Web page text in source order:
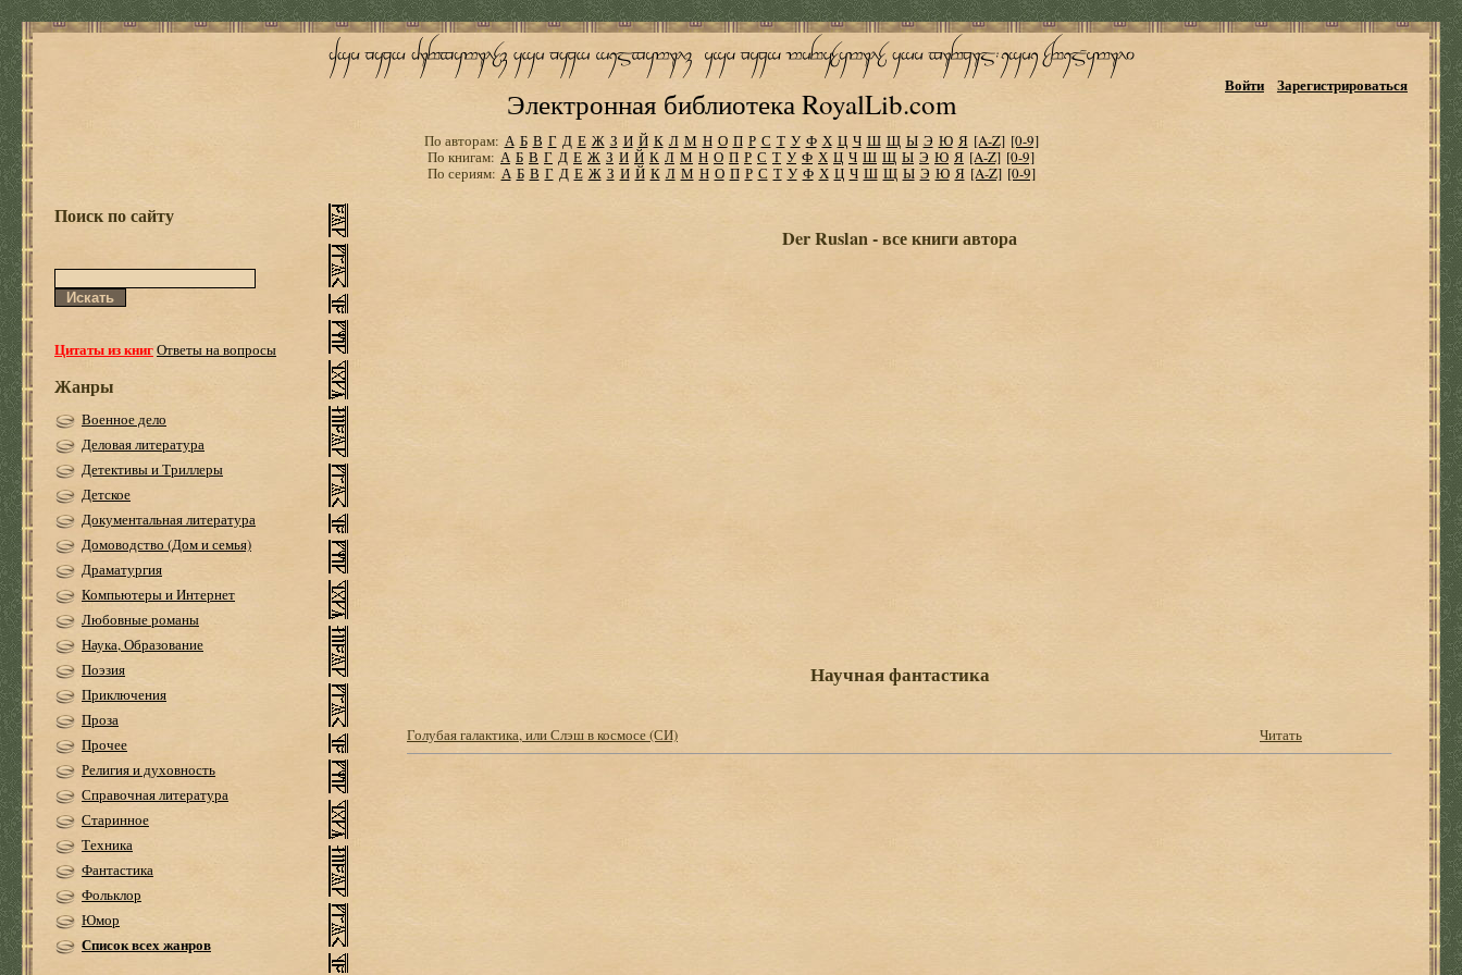
Электронная библиотека RoyalLib.com
Войти Зарегистрироваться
По авторам: А Б В Г Д Е Ж З И Й К Л М Н О П Р С Т У Ф Х Ц Ч Ш Щ Ы Э Ю Я [A-Z] [0-9]
По книгам: А Б В Г Д Е Ж З И Й К Л М Н О П Р С Т У Ф Х Ц Ч Ш Щ Ы Э Ю Я [A-Z] [0-9]
По сериям: А Б В Г Д Е Ж З И Й К Л М Н О П Р С Т У Ф Х Ц Ч Ш Щ Ы Э Ю Я [A-Z] [0-9]
Поиск по сайту
Цитаты из книгОтветы на вопросы
Жанры
Военное дело
Деловая литература
Детективы и Триллеры
Детское
Документальная литература
Домоводство (Дом и семья)
Драматургия
Компьютеры и Интернет
Любовные романы
Наука, Образование
Поэзия
Приключения
Проза
Прочее
Религия и духовность
Справочная литература
Старинное
Техника
Фантастика
Фольклор
Юмор
Список всех жанров
Der Ruslan - все книги автора
Научная фантастика
Голубая галактика, или Слэш в космосе (СИ) Читать